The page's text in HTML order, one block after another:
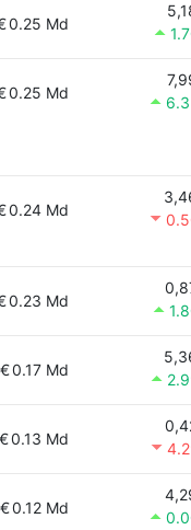
0.25 Md
0.25 Md
0.24 Md
0.23 Md
€0.17 Md
€0.13 Md
€0.12 Md